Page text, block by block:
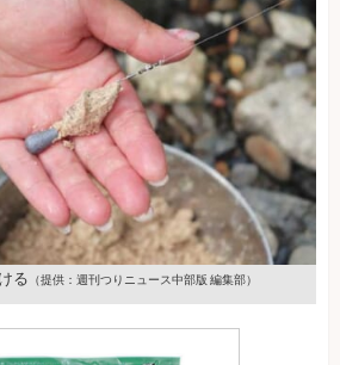
る （提供：週刊つりニュース中部版 編集部）